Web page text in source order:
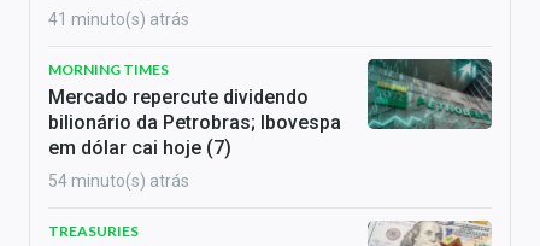
41 minuto(s) atrás
MORNING TIMES
Mercado repercute dividendo
bilionário da Petrobras; Ibovespa
em dólar cai hoje (7)
54 minuto(s) atrás
TREASURIES